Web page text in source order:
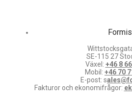
Formis
SE-115 27
Växel: +46 8
Mobil: +46 70
E-post: s
Fakturor och ekonomifrågor: